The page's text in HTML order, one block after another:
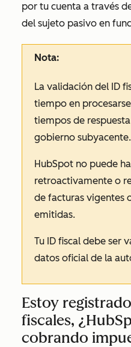
por tu cuenta a través
del sujeto pasivo en
Nota:
La validación del ID
tiempo en
tiempos de
gobierno subyacente.
HubSpot no puede
retroactivamente o
de facturas vigentes
emitidas.
Tu ID fiscal debe ser
datos oficial de la
Estoy
fiscales,
cobrando